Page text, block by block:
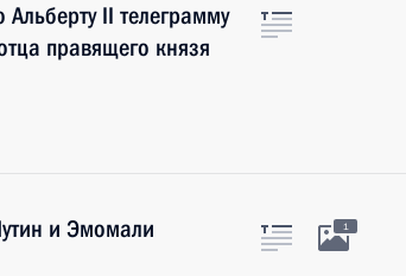
II телеграмму
правящего князя
и Эмомали
1